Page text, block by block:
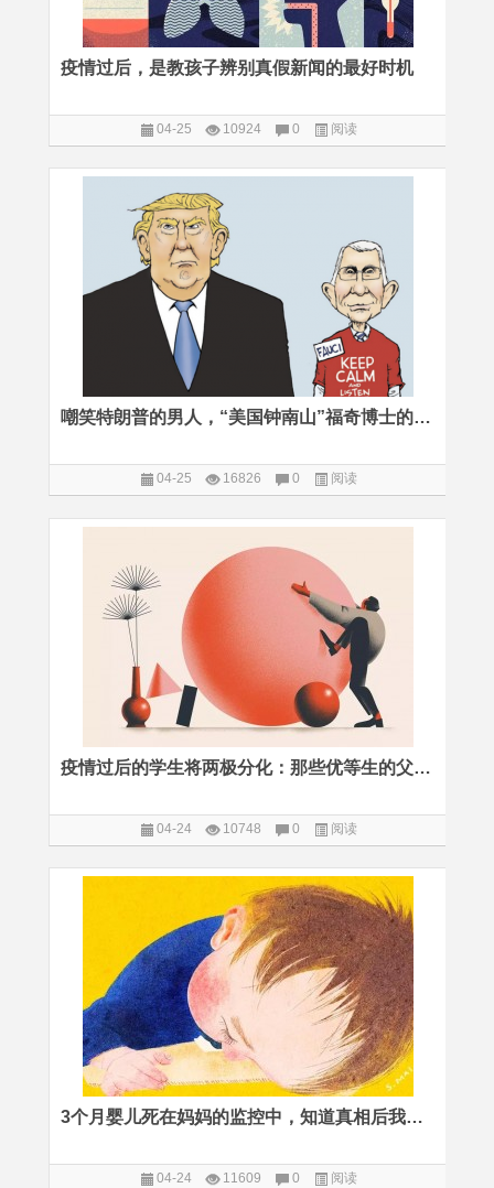
疫情过后，是教孩子辨别真假新闻的最好时机
04-25 10924 0 阅读
嘲笑特朗普的男人，“美国钟南山”福奇博士的成长艰辛路
04-25 16826 0 阅读
疫情过后的学生将两极分化：那些优等生的父母都在关注什么号？
04-24 10748 0 阅读
3个月婴儿死在妈妈的监控中，知道真相后我整个人气到发抖
04-24 11609 0 阅读